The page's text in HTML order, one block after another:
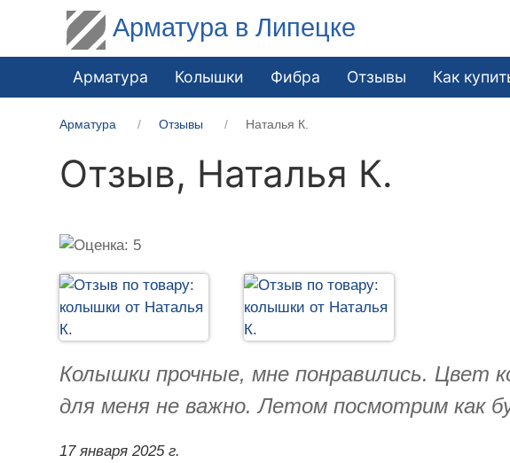
Арматура в Липецке
Арматура Колышки Фибра Отзывы Как
Арматура Отзывы Наталья К.
Отзыв, Наталья К.
Колышки прочные, мне понравились. Цвет
для меня не важно. Летом посмотрим как
17 января 2025 г.